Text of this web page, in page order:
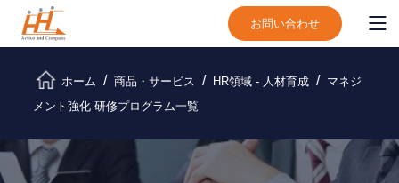
お問い合わせ
ホーム 商品・サービス HR領域 - 人材育成
マネジ
メント強化-研修プログラム一覧